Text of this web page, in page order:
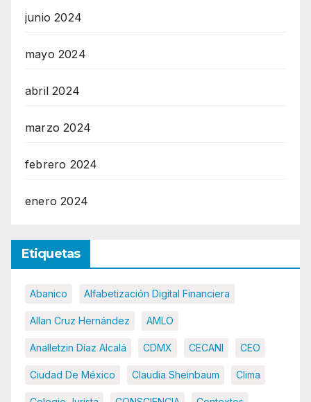
junio 2024
mayo 2024
abril 2024
marzo 2024
febrero 2024
enero 2024
Etiquetas
Abanico Alfabetización Digital Financiera
Allan Cruz Hernández AMLO
Analletzin Díaz Alcalá CDMX CECANI CEO
Ciudad De México Claudia Sheinbaum Clima